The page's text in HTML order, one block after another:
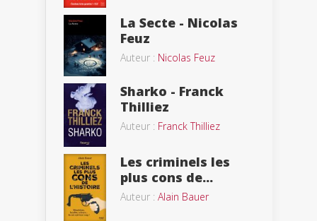
La Secte - Nicolas
Feuz
Auteur : Nicolas Feuz
Sharko - Franck
Thilliez
Auteur : Franck Thilliez
Les criminels les
plus cons de...
Auteur : Alain Bauer